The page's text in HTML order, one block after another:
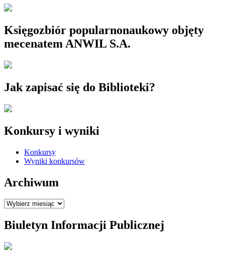
Księgozbiór popularnonaukowy objęty
mecenatem ANWIL S.A.
Jak zapisać się do Biblioteki?
Konkursy i wyniki
Konkursy
Wyniki konkursów
Archiwum
Archiwum
Biuletyn Informacji Publicznej